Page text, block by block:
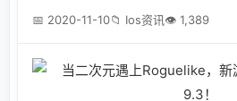
📅 2020-11-10📁 Ios资讯👁 1,389